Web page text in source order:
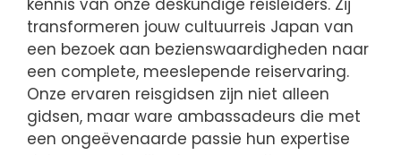
kennis van onze deskundige reisleiders. Zij
transformeren jouw cultuurreis Japan van
een bezoek aan bezienswaardigheden naar
een complete, meeslepende reiservaring.
Onze ervaren reisgidsen zijn niet alleen
gidsen, maar ware ambassadeurs die met
een ongeëvenaarde passie hun expertise